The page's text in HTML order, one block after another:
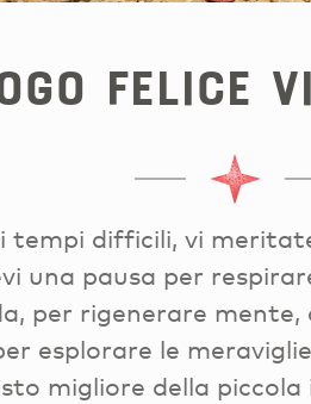
Felice
tempi difficili, vi
una pausa per
per rigenerare
esplorare le
migliore della